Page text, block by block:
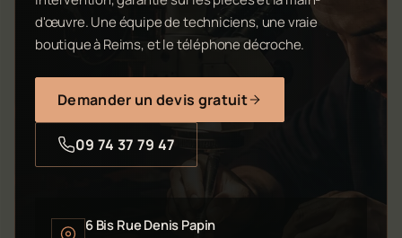
d'œuvre. Une équipe de techniciens, une vraie
boutique à Reims, et le téléphone décroche.
Demander un devis gratuit
09 74 37 79 47
6 Bis Rue Denis Papin